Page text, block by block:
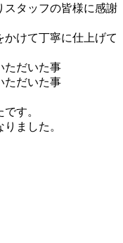
スタッフの皆様に感謝
けて丁寧に仕上げて
ただいた事
ただいた事
す。
ました。